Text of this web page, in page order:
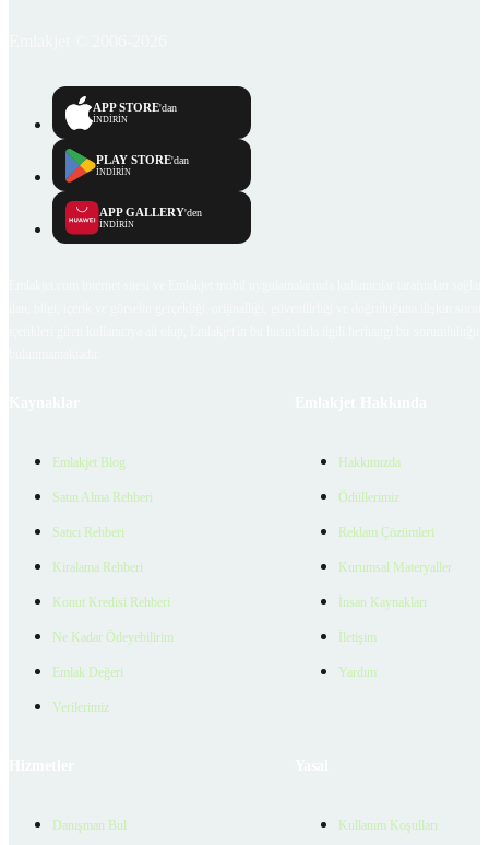
APP STORE'dan
İNDİRİN
PLAY STORE'dan
İNDİRİN
APP GALLERY'den
İNDİRİN
Emlakjet Blog
Satın Alma Rehberi
Satıcı Rehberi
Kiralama Rehberi
Konut Kredisi Rehberi
Ne Kadar Ödeyebilirim
Emlak Değeri
Verilerimiz
Hakkımızda
Ödüllerimiz
Reklam Çözümleri
Kurumsal Materyaller
İnsan Kaynakları
İletişim
Yardım
Danışman Bul Kullanım Koşulları